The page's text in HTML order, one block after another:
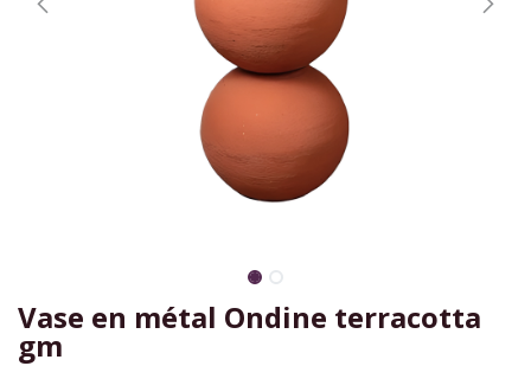
Vase en métal Ondine terracotta
gm